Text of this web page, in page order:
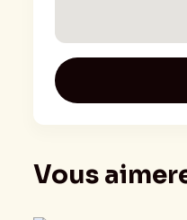
Vous